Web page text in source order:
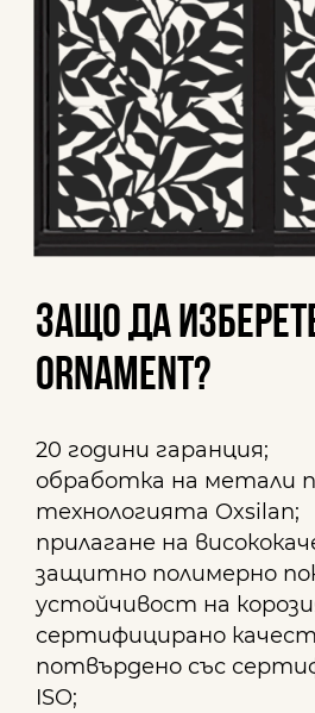
Защо да
ORNAMENT?
20 години гаранция;
обработка на метали
технологията Oxsilan;
прилагане на
защитно полимерно
устойчивост на
сертифицирано
потвърдено със
ISO;